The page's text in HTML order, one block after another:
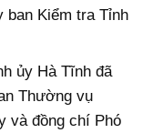
ban Kiểm tra Tỉnh
ủy Hà Tĩnh đã
Thường vụ
và đồng chí Phó